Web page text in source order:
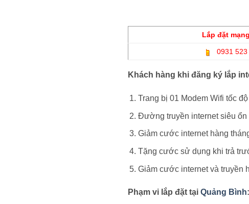
Lắp đặt
0931 523
Khách hàng khi đăng ký lắp
Trang bị 01 Modem Wifi tốc
Đường truyền internet siêu ổn
Giảm cước internet hàng
Tặng cước sử dụng khi trả
Giảm cước internet và truyền
Phạm vi lắp đặt tại Quảng Bình: